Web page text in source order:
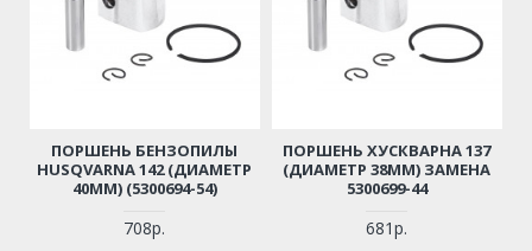
ПОРШЕНЬ БЕНЗОПИЛЫ
HUSQVARNA 142 (ДИАМЕТР
40ММ) (5300694-54)
708р.
ПОРШЕНЬ ХУСКВАРНА 137
(ДИАМЕТР 38ММ) ЗАМЕНА
5300699-44
681р.